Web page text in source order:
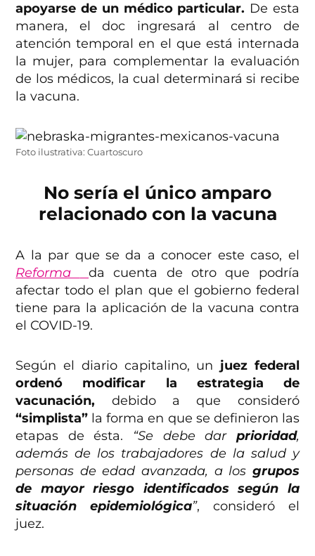
apoyarse de un médico particular. De esta
manera, el doc ingresará al centro de
atención temporal en el que está internada
la mujer, para complementar la evaluación
de los médicos, la cual determinará si recibe
la vacuna.
Foto ilustrativa: Cuartoscuro
No sería el único amparo
relacionado con la vacuna
A la par que se da a conocer este caso, el
Reforma
da cuenta de otro que podría
afectar todo el plan que el gobierno federal
tiene para la aplicación de la vacuna contra
el COVID-19.
Según el diario capitalino, un juez federal
ordenó modificar la estrategia de
vacunación, debido a que consideró
“simplista” la forma en que se definieron las
etapas de ésta. “Se debe dar prioridad,
además de los trabajadores de la salud y
personas de edad avanzada, a los grupos
de mayor riesgo identificados según la
situación epidemiológica”, consideró el
juez.